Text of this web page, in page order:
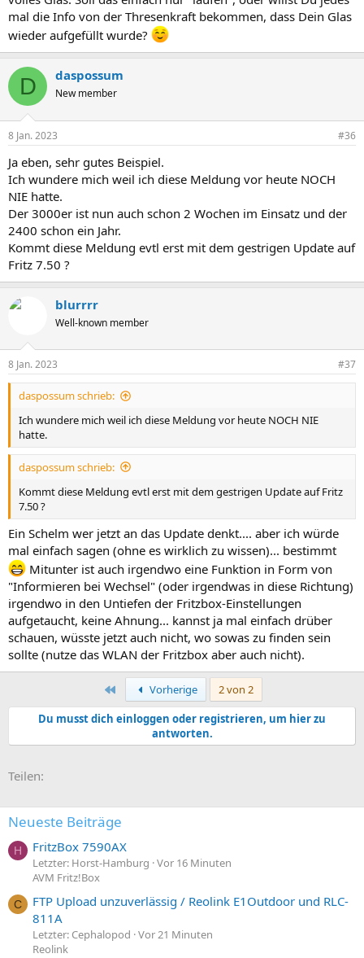
mal die Info von der Thresenkraft bekommen, dass Dein Glas
wieder aufgefüllt wurde?
D daspossum
New member
8 Jan. 2023 #36
Ja eben, sehr gutes Beispiel.
Ich wundere mich weil ich diese Meldung vor heute NOCH
NIE hatte.
Der 3000er ist nun auch schon 2 Wochen im Einsatz und der
2400 schon ein Jahr.
Kommt diese Meldung evtl erst mit dem gestrigen Update auf
Fritz 7.50 ?
blurrrr
Well-known member
8 Jan. 2023 #37
daspossum schrieb:
Ich wundere mich weil ich diese Meldung vor heute NOCH NIE
hatte.
daspossum schrieb:
Kommt diese Meldung evtl erst mit dem gestrigen Update auf Fritz
7.50 ?
Ein Schelm wer jetzt an das Update denkt.... aber ich würde
mal einfach sagen (ohne es wirklich zu wissen)... bestimmt
Mitunter ist auch irgendwo eine Funktion in Form von
"Informieren bei Wechsel" (oder irgendwas in diese Richtung)
irgendwo in den Untiefen der Fritzbox-Einstellungen
aufgetaucht, keine Ahnung... kannst ja mal einfach drüber
schauen, wüsste jetzt auch nicht, wo sowas zu finden sein
sollte (nutze das WLAN der Fritzbox aber auch nicht).
Erste Vorherige
2 von 2
Du musst dich einloggen oder registrieren, um hier zu
antworten.
Teilen:
Neueste Beiträge
H FritzBox 7590AX
Letzter: Horst-Hamburg Vor 16 Minuten
AVM Fritz!Box
C
FTP Upload unzuverlässig / Reolink E1Outdoor und RLC-
811A
Letzter: Cephalopod Vor 21 Minuten
Reolink